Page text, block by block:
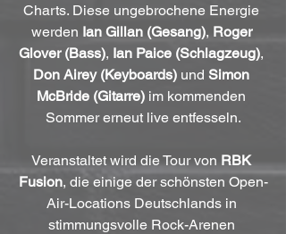
Charts. Diese ungebrochene Energie
werden Ian Gillan (Gesang), Roger
Glover (Bass), Ian Paice (Schlagzeug),
Don Airey (Keyboards) und Simon
McBride (Gitarre) im kommenden
Sommer erneut live entfesseln.
Veranstaltet wird die Tour von RBK
Fusion, die einige der schönsten Open-
Air-Locations Deutschlands in
stimmungsvolle Rock-Arenen